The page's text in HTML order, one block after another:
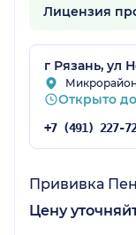
Лицензия
г Рязань, ул
Открыто до
Прививка
Цену